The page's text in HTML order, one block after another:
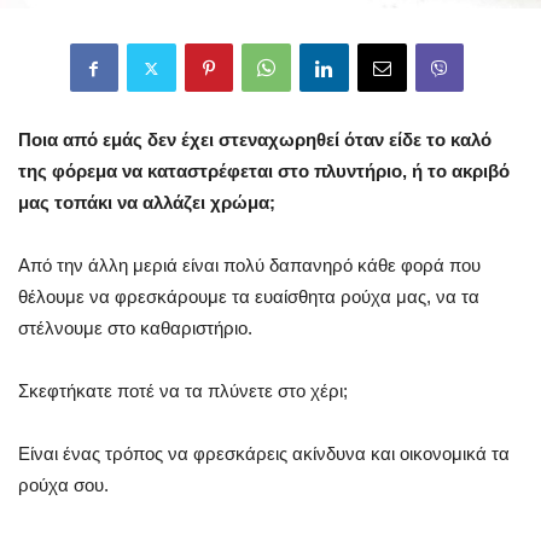
Ποια από εμάς δεν έχει στεναχωρηθεί όταν είδε το καλό
της φόρεμα να καταστρέφεται στο πλυντήριο, ή το ακριβό
μας τοπάκι να αλλάζει χρώμα;
Από την άλλη μεριά είναι πολύ δαπανηρό κάθε φορά που
θέλουμε να φρεσκάρουμε τα ευαίσθητα ρούχα μας, να τα
στέλνουμε στο καθαριστήριο.
Σκεφτήκατε ποτέ να τα πλύνετε στο χέρι;
Είναι ένας τρόπος να φρεσκάρεις ακίνδυνα και οικονομικά τα
ρούχα σου.